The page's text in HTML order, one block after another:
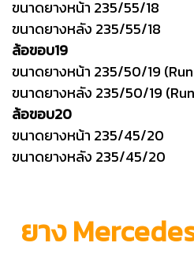
ขนาดยางหน้า 235/55/18
ขนาดยางหลัง 235/55/18
ล้อขอบ19
ขนาดยางหน้า 235/50/19
ขนาดยางหลัง 235/50/19
ล้อขอบ20
ขนาดยางหน้า 235/45/20
ขนาดยางหลัง 235/45/20
ยาง